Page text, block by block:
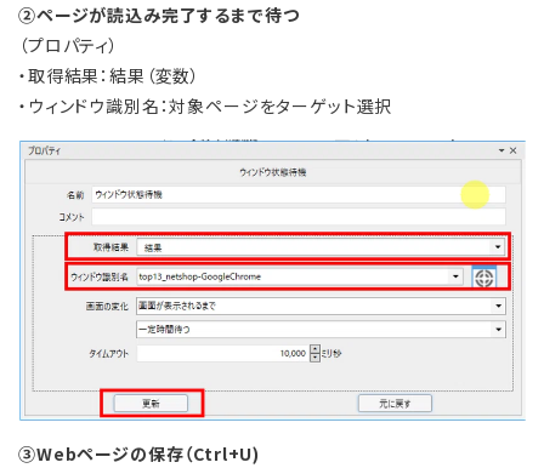
②ページが読込み完了するまで待つ
（プロパティ）
・取得結果：結果（変数）
・ウィンドウ識別名：対象ページをターゲット選択
③Webページの保存（Ctrl+U)